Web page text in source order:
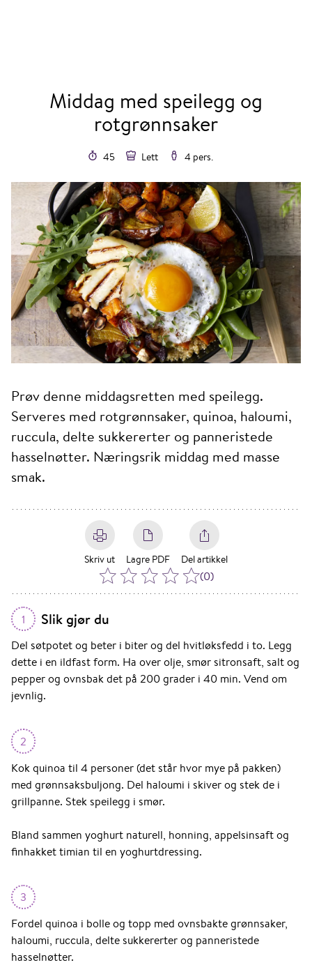
Middag med speilegg og
rotgrønnsaker
45 Lett 4 pers.
Prøv denne middagsretten med speilegg.
Serveres med rotgrønnsaker, quinoa, haloumi,
ruccula, delte sukkererter og panneristede
hasselnøtter. Næringsrik middag med masse
smak.
Skriv ut Lagre PDF Del artikkel
(0)
1 Slik gjør du
Del søtpotet og beter i biter og del hvitløksfedd i to. Legg
dette i en ildfast form. Ha over olje, smør sitronsaft, salt og
pepper og ovnsbak det på 200 grader i 40 min. Vend om
jevnlig.
2
Kok quinoa til 4 personer (det står hvor mye på pakken)
med grønnsaksbuljong. Del haloumi i skiver og stek de i
grillpanne. Stek speilegg i smør.
Bland sammen yoghurt naturell, honning, appelsinsaft og
finhakket timian til en yoghurtdressing.
3
Fordel quinoa i bolle og topp med ovnsbakte grønnsaker,
haloumi, ruccula, delte sukkererter og panneristede
hasselnøtter.